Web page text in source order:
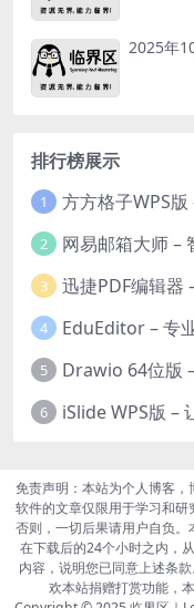
2025年
排行榜展示
1
2 网易邮箱大师 –
3
4 EduEditor – 专
5 Drawio 64位版
6
免责声明：本站为个人博客
软件的文章仅限用于学习和研
否则，一切后果请用户自负
在下载后的24个小时之内，
内容，说明您已同意上述条
欢本站捐赠打赏功能，